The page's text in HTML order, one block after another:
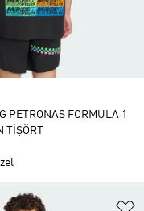
PETRONAS FORMULA 1
TİŞÖRT